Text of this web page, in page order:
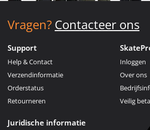
Vragen? Contacteer ons
Support
Help & Contact
Verzendinformatie
Orderstatus
Retourneren
Inloggen
Over ons
Veilig
Juridische informatie